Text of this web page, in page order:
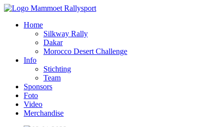
Home
Silkway Rally
Dakar
Morocco Desert Challenge
Info
Stichting
Team
Sponsors
Foto
Video
Merchandise